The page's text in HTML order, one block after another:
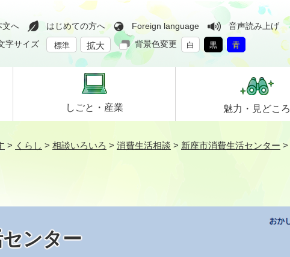
文へ はじめての方へ Foreign language
音声読み上げ
字サイズ
標準 拡大 背景色変更 白 黒 青
しごと・ 産業 魅力・ 見どころ
> くらし > 相談いろいろ > 消費生活相談 > 新座市消費生活センター >
ンター